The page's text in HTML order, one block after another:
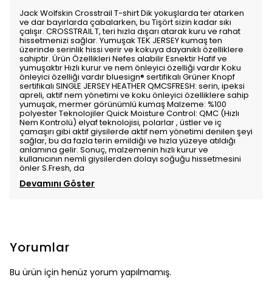
Jack Wolfskin Crosstrail T-shirt Dik yokuşlarda ter atarken
ve dar bayırlarda çabalarken, bu Tişört sizin kadar sıkı
çalışır. CROSSTRAIL T, teri hızla dışarı atarak kuru ve rahat
hissetmenizi sağlar. Yumuşak TEK JERSEY kumaş ten
üzerinde serinlik hissi verir ve kokuya dayanıklı özelliklere
sahiptir. Ürün Özellikleri Nefes alabilir Esnektir Hafif ve
yumuşaktır Hızlı kurur ve nem önleyici özelliği vardır Koku
önleyici özelliği vardır bluesign® sertifikalı Grüner Knopf
sertifikalı SINGLE JERSEY HEATHER QMCSFRESH: serin, ipeksi
apreli, aktif nem yönetimi ve koku önleyici özelliklere sahip
yumuşak, mermer görünümlü kumaş Malzeme: %100
polyester Teknolojiler Quick Moisture Control: QMC (Hızlı
Nem Kontrolü) elyaf teknolojisi, polarlar , üstler ve iç
çamaşırı gibi aktif giysilerde aktif nem yönetimi denilen şeyi
sağlar, bu da fazla terin emildiği ve hızla yüzeye atıldığı
anlamına gelir. Sonuç, malzemenin hızlı kurur ve
kullanıcının nemli giysilerden dolayı soğuğu hissetmesini
önler S.Fresh, da
Devamını Göster
Yorumlar
Bu ürün için henüz yorum yapılmamış.